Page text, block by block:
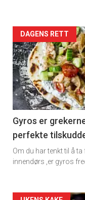
Artikler
detail
-
section
11
Dagens
rett
DAGENS RETT
Gyros er
perfekte
Om du har tenkt til å
innendørs ,er gyros